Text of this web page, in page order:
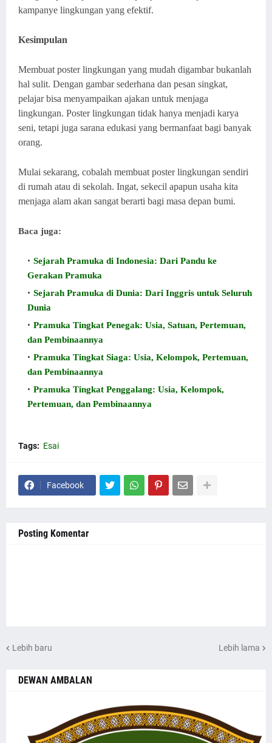
kampanye lingkungan yang efektif.
Kesimpulan
Membuat poster lingkungan yang mudah digambar bukanlah
hal sulit. Dengan gambar sederhana dan pesan singkat,
pelajar bisa menyampaikan ajakan untuk menjaga
lingkungan. Poster lingkungan tidak hanya menjadi karya
seni, tetapi juga sarana edukasi yang bermanfaat bagi banyak
orang.
Mulai sekarang, cobalah membuat poster lingkungan sendiri
di rumah atau di sekolah. Ingat, sekecil apapun usaha kita
menjaga alam akan sangat berarti bagi masa depan bumi.
Baca juga:
Sejarah Pramuka di Indonesia: Dari Pandu ke
Gerakan Pramuka
Sejarah Pramuka di Dunia: Dari Inggris untuk Seluruh
Dunia
Pramuka Tingkat Penegak: Usia, Satuan, Pertemuan,
dan Pembinaannya
Pramuka Tingkat Siaga: Usia, Kelompok, Pertemuan,
dan Pembinaannya
Pramuka Tingkat Penggalang: Usia, Kelompok,
Pertemuan, dan Pembinaannya
Tags: Esai
Facebook
Posting Komentar
Lebih baru Lebih lama
DEWAN AMBALAN